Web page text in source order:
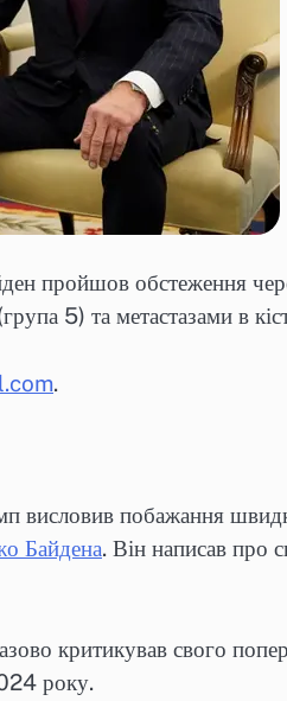
обстеження
5) та метастазами в
.
висловив побажання
Байдена. Він написав про
критикував свого
року.